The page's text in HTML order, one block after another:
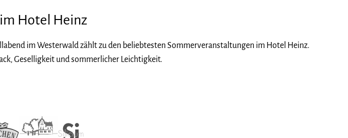
Hotel Heinz
im Westerwald zählt zu den beliebtesten Sommerveranstaltungen im Hotel Heinz.
Geselligkeit und sommerlicher Leichtigkeit.